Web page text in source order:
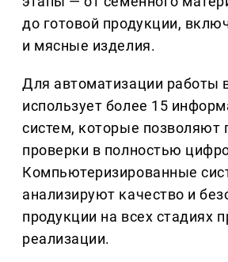
до готовой продукции,
и мясные изделия.
Для автоматизации работы
использует более 15
систем, которые позволяют
проверки в полностью
Компьютеризированные
анализируют качество и
продукции на всех стадиях
реализации.